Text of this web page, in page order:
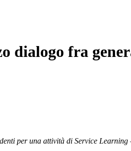
dialogo fra
per una attività di Service Learning